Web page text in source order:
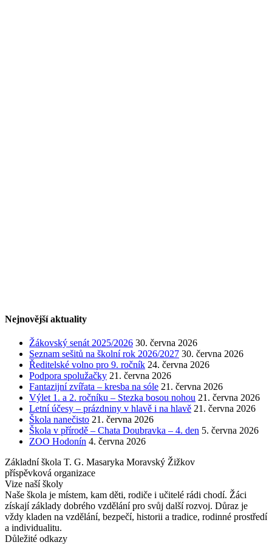
Nejnovější aktuality
Žákovský senát 2025/2026 30. června 2026
Seznam sešitů na školní rok 2026/2027 30. června 2026
Ředitelské volno pro 9. ročník 24. června 2026
Podpora spolužačky 21. června 2026
Fantazijní zvířata – kresba na sóle 21. června 2026
Výlet 1. a 2. ročníku – Stezka bosou nohou 21. června 2026
Letní účesy – prázdniny v hlavě i na hlavě 21. června 2026
Škola nanečisto 21. června 2026
Škola v přírodě – Chata Doubravka – 4. den 5. června 2026
ZOO Hodonín 4. června 2026
Základní škola T. G. Masaryka Moravský Žižkov
příspěvková organizace
Vize naší školy
Naše škola je místem, kam děti, rodiče i učitelé rádi chodí. Žáci
získají základy dobrého vzdělání pro svůj další rozvoj. Důraz je
vždy kladen na vzdělání, bezpečí, historii a tradice, rodinné prostředí
a individualitu.
Důležité odkazy